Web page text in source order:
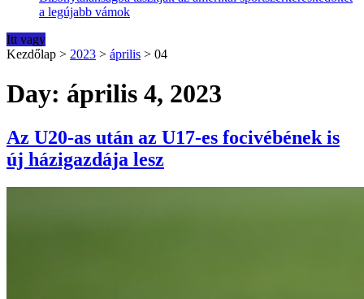
a legújabb vámok
Itt vagy
Kezdőlap > 2023 > április > 04
Day: április 4, 2023
Az U20-as után az U17-es focivébének is
új házigazdája lesz